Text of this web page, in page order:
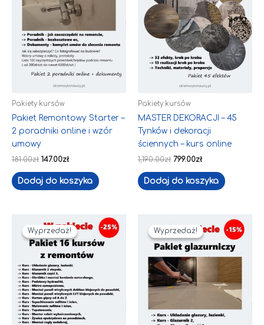
Pakiety kursów
Pakiet Remontowy Starter –
2 poradniki online i wzór
umowy
181.00zł 147.00zł
Dodaj do koszyka
Pakiety kursów
MASTER DEKORACJI – 45
Tynków i dekoracji
ściennych – kurs online
1,190.00zł 799.00zł
Dodaj do koszyka
Wyprzedaż!
Wyprzedaż!
cena
wynosiła:
2,414.00zł.
Aktualna
cena
wynosi:
1,799.00zł.
Wyprzedaż!
Wyprzedaż!
cena
wynosiła:
619.00zł.
Aktualna
cena
wynosi:
499.00zł.